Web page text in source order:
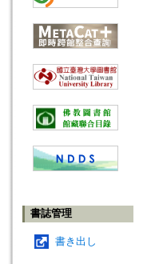
書誌管理
書き出し